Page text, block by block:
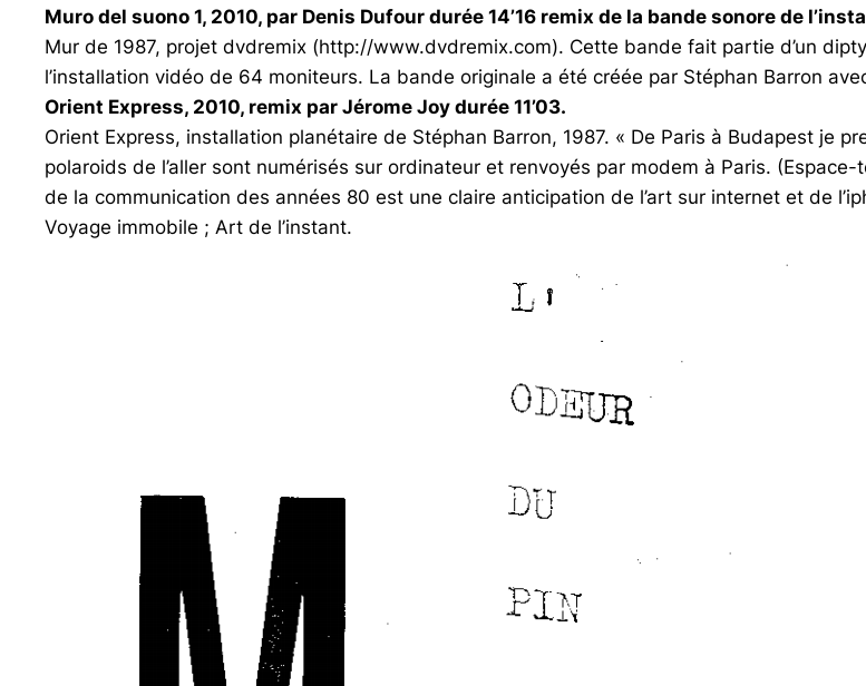
Muro del suono 1, 2010, par Denis Dufour durée 14’16 remix de la bande sonore de
Mur de 1987, projet dvdremix (http://www.dvdremix.com). Cette bande fait partie d’un
l’installation vidéo de 64 moniteurs. La bande originale a été créée par Stéphan Barron
Orient Express, 2010, remix par Jérome Joy durée 11’03.
Orient Express, installation planétaire de Stéphan Barron, 1987. « De Paris à Budapest je
polaroids de l’aller sont numérisés sur ordinateur et renvoyés par modem à Paris.
de la communication des années 80 est une claire anticipation de l’art sur internet et de
Voyage immobile ; Art de l’instant.